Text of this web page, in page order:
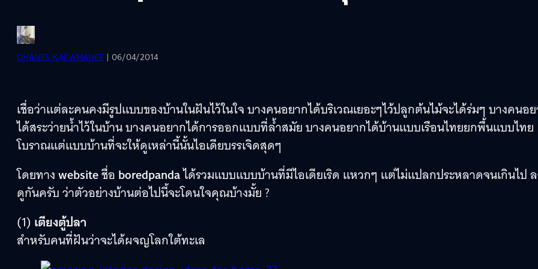
DHANES KAEWMANEE | 06/04/2014
เชื่อว่าแต่ละคนคงมีรูปแบบของบ้านในฝันไว้ในใจ บางคนอยากได้บริเวณเยอะๆไว้ปลูกต้นไม้จะได้ร่มๆ บางคนอ
ได้สระว่ายน้ำไว้ในบ้าน บางคนอยากได้การออกแบบที่ล้ำสมัย บางคนอยากได้บ้านแบบเรือนไทยยกพื้นแบบไทย
โบราณแต่แบบบ้านที่จะให้ดูเหล่านี้นั้นไอเดียบรรเจิดสุดๆ
โดยทางwebsiteชื่อ boredpandaได้รวมแบบแบบบ้านที่มีไอเดียเริด แหวกๆ แต่ไม่แปลกประหลาดจนเกินไป
ดูกันครับ ว่าตัวอย่างบ้านต่อไปนี้จะโดนใจคุณบ้างมั้ย ?
(1) เตียงตู้ปลา
สำหรับคนที่ฝันว่าจะได้ผจญโลกใต้ทะเล